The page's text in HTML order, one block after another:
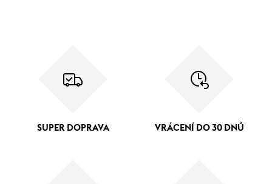
SUPER DOPRAVA VRÁCENÍ DO 30 DNŮ